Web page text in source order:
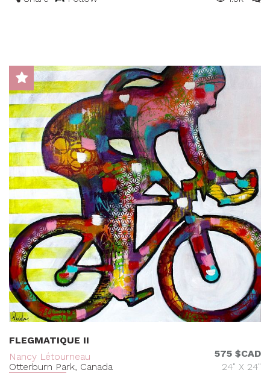
FLEGMATIQUE II
Nancy Létourneau
Otterburn Park, Canada
575 $CAD
24" X 24"